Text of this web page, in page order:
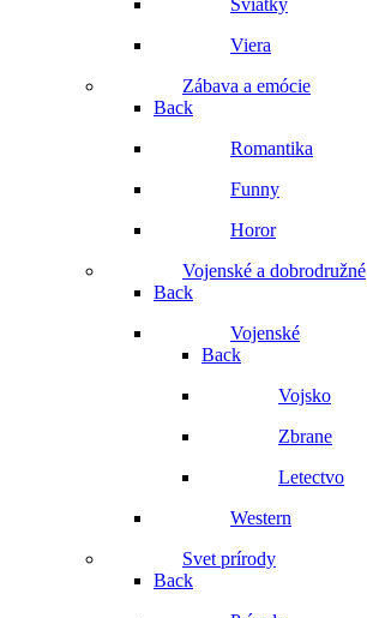
Sviatky
Viera
Zábava a emócie
Back
Romantika
Funny
Horor
Vojenské a dobrodružné
Back
Vojenské
Back
Vojsko
Zbrane
Letectvo
Western
Svet prírody
Back